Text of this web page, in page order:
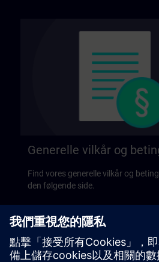
Generelle vilkår og
Find vores generelle vilkår og
den følgende side.